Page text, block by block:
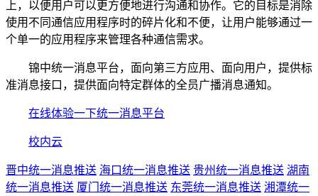
上，以便用户可以更方便地进行沟通和协作。它的目标是消除
使用不同通信应用程序时的碎片化和不便，让用户能够通过一
个单一的应用程序来管理各种通信需求。
锦中统一消息平台，面向第三方应用、面向用户，提供标
准消息接口，提供面向特定群体的全员广播消息通知。
在线体验一下统一消息平台
校内云
晋中统一消息推送 海口统一消息推送 贵州统一消息推送 湖南
统一消息推送 厦门统一消息推送 东莞统一消息推送 湘潭统一